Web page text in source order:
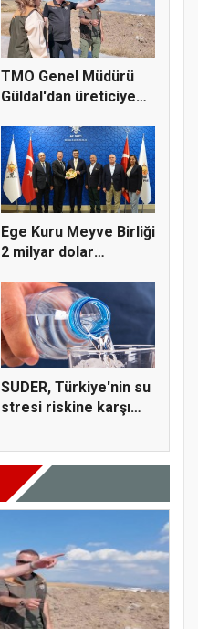
TMO Genel Müdürü
Güldal'dan üreticiye
Ege Kuru Meyve Birliği
2 milyar dolar
SUDER, Türkiye'nin su
stresi riskine karşı